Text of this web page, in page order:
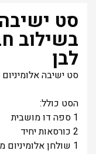
סט
בשילוב
לבן
סט ישיבה
הסט כולל:
1 ספה דו מושבית
2 כורסאות יחיד
1 שולחן אלומיניום מלא